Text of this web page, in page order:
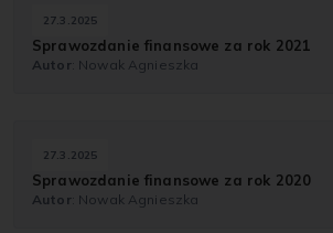
27.3.2025
Sprawozdanie finansowe za rok 2021
Autor: Nowak Agnieszka
27.3.2025
Sprawozdanie finansowe za rok 2020
Autor: Nowak Agnieszka